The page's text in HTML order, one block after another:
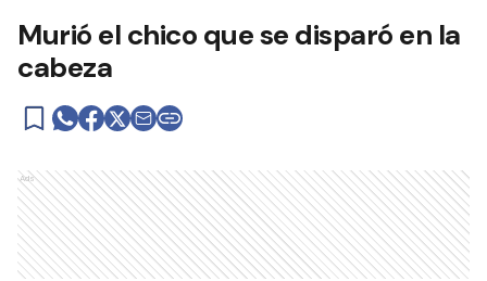
Murió el chico que se disparó en la
cabeza
Ads